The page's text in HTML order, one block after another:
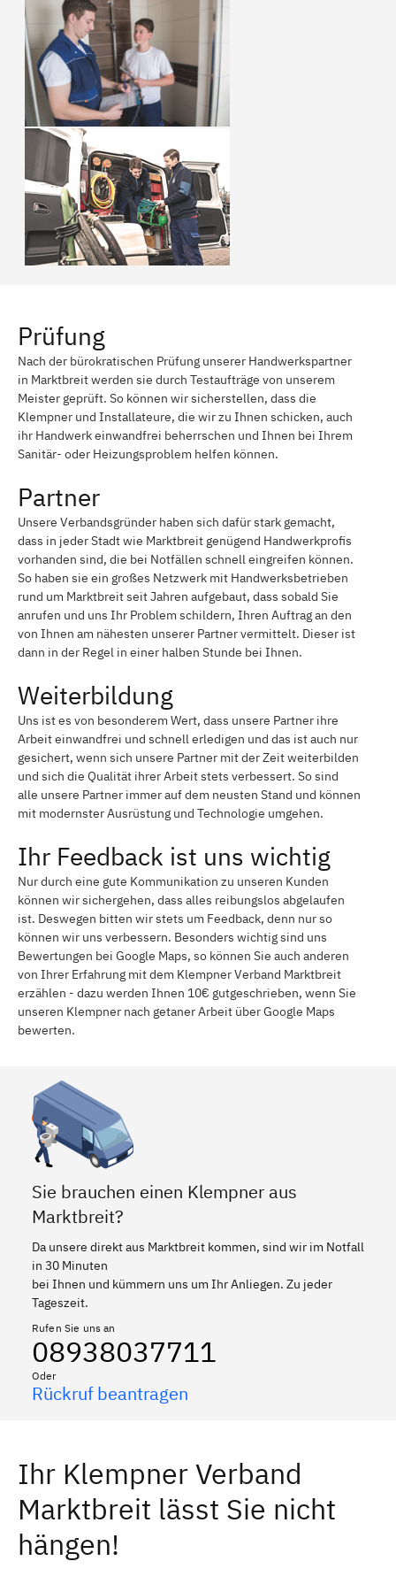
Prüfung
Nach der bürokratischen Prüfung unserer Handwerkspartner
in Marktbreit werden sie durch Testaufträge von unserem
Meister geprüft. So können wir sicherstellen, dass die
Klempner und Installateure, die wir zu Ihnen schicken, auch
ihr Handwerk einwandfrei beherrschen und Ihnen bei Ihrem
Sanitär- oder Heizungsproblem helfen können.
Partner
Unsere Verbandsgründer haben sich dafür stark gemacht,
dass in jeder Stadt wie Marktbreit genügend Handwerkprofis
vorhanden sind, die bei Notfällen schnell eingreifen können.
So haben sie ein großes Netzwerk mit Handwerksbetrieben
rund um Marktbreit seit Jahren aufgebaut, dass sobald Sie
anrufen und uns Ihr Problem schildern, Ihren Auftrag an den
von Ihnen am nähesten unserer Partner vermittelt. Dieser ist
dann in der Regel in einer halben Stunde bei Ihnen.
Weiterbildung
Uns ist es von besonderem Wert, dass unsere Partner ihre
Arbeit einwandfrei und schnell erledigen und das ist auch nur
gesichert, wenn sich unsere Partner mit der Zeit weiterbilden
und sich die Qualität ihrer Arbeit stets verbessert. So sind
alle unsere Partner immer auf dem neusten Stand und können
mit modernster Ausrüstung und Technologie umgehen.
Ihr Feedback ist uns wichtig
Nur durch eine gute Kommunikation zu unseren Kunden
können wir sichergehen, dass alles reibungslos abgelaufen
ist. Deswegen bitten wir stets um Feedback, denn nur so
können wir uns verbessern. Besonders wichtig sind uns
Bewertungen bei Google Maps, so können Sie auch anderen
von Ihrer Erfahrung mit dem Klempner Verband Marktbreit
erzählen - dazu werden Ihnen 10€ gutgeschrieben, wenn Sie
unseren Klempner nach getaner Arbeit über Google Maps
bewerten.
Sie brauchen einen Klempner aus
Marktbreit?
Da unsere direkt aus Marktbreit kommen, sind wir im Notfall
in 30 Minuten
bei Ihnen und kümmern uns um Ihr Anliegen. Zu jeder
Tageszeit.
Rufen Sie uns an
08938037711
Oder
Rückruf beantragen
Ihr Klempner Verband
Marktbreit lässt Sie nicht
hängen!